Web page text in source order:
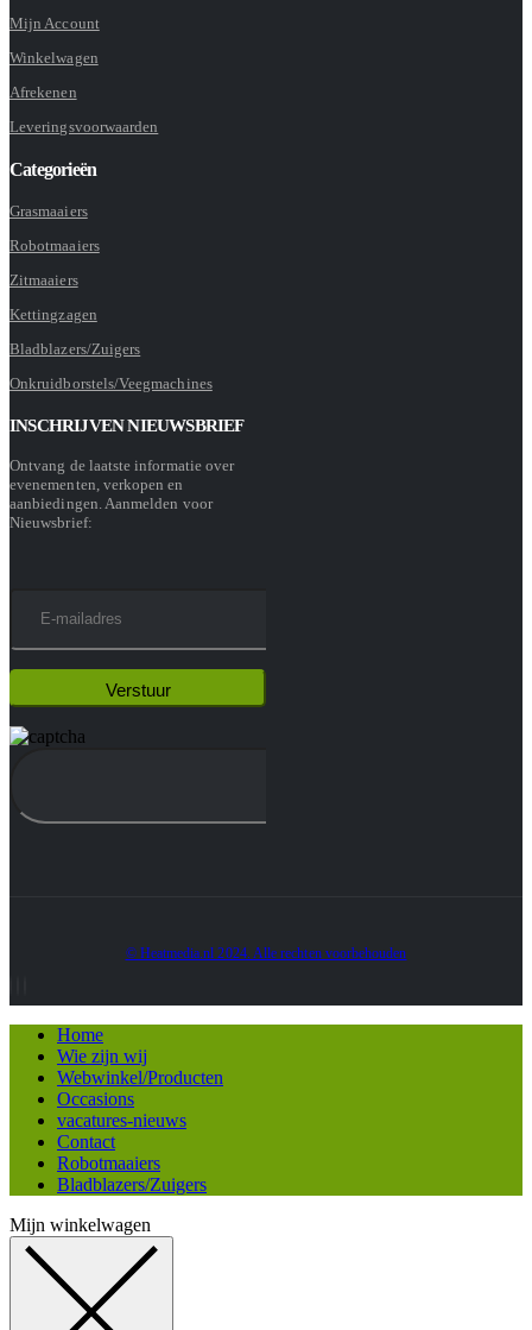
Mijn Account
Winkelwagen
Afrekenen
Leveringsvoorwaarden
Categorieën
Grasmaaiers
Robotmaaiers
Zitmaaiers
Kettingzagen
Bladblazers/Zuigers
Onkruidborstels/Veegmachines
INSCHRIJVEN NIEUWSBRIEF
Ontvang de laatste informatie over
evenementen, verkopen en
aanbiedingen. Aanmelden voor
Nieuwsbrief:
© Heatmedia.nl 2024. Alle rechten voorbehouden
Home
Wie zijn wij
Webwinkel/Producten
Occasions
vacatures-nieuws
Contact
Robotmaaiers
Bladblazers/Zuigers
Mijn winkelwagen